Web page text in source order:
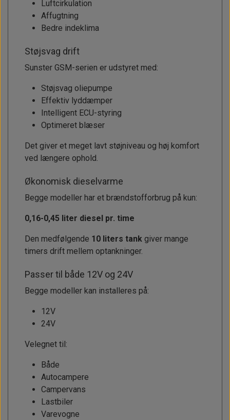
Luftcirkulation
Affugtning
Bedre indeklima
Støjsvag drift
Sunster GSM-serien er udstyret med:
Støjsvag oliepumpe
Effektiv lyddæmper
Intelligent ECU-styring
Optimeret blæser
Det giver et meget lavt støjniveau og høj komfort
ved længere ophold.
Økonomisk dieselvarme
Begge modeller har et brændstofforbrug på kun:
0,16-0,45 liter diesel pr. time
Den medfølgende 10 liters tank giver mange
timers drift mellem optankninger.
Passer til både 12V og 24V
Begge modeller kan installeres på:
12V
24V
Velegnet til:
Både
Autocampere
Campervans
Lastbiler
Varevogne